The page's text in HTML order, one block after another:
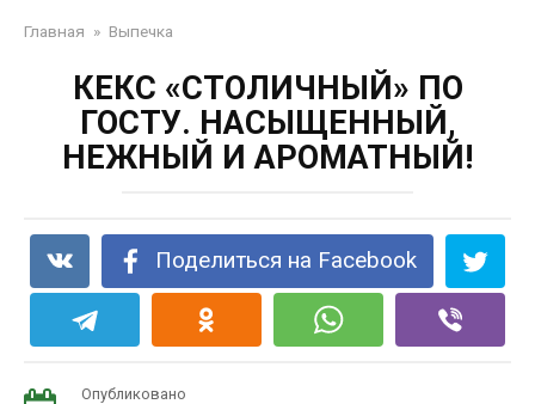
Главная » Выпечка
КЕКС «СТОЛИЧНЫЙ» ПО
ГОСТУ. НАСЫЩЕННЫЙ,
НЕЖНЫЙ И АРОМАТНЫЙ!
Поделиться на Facebook
Опубликовано